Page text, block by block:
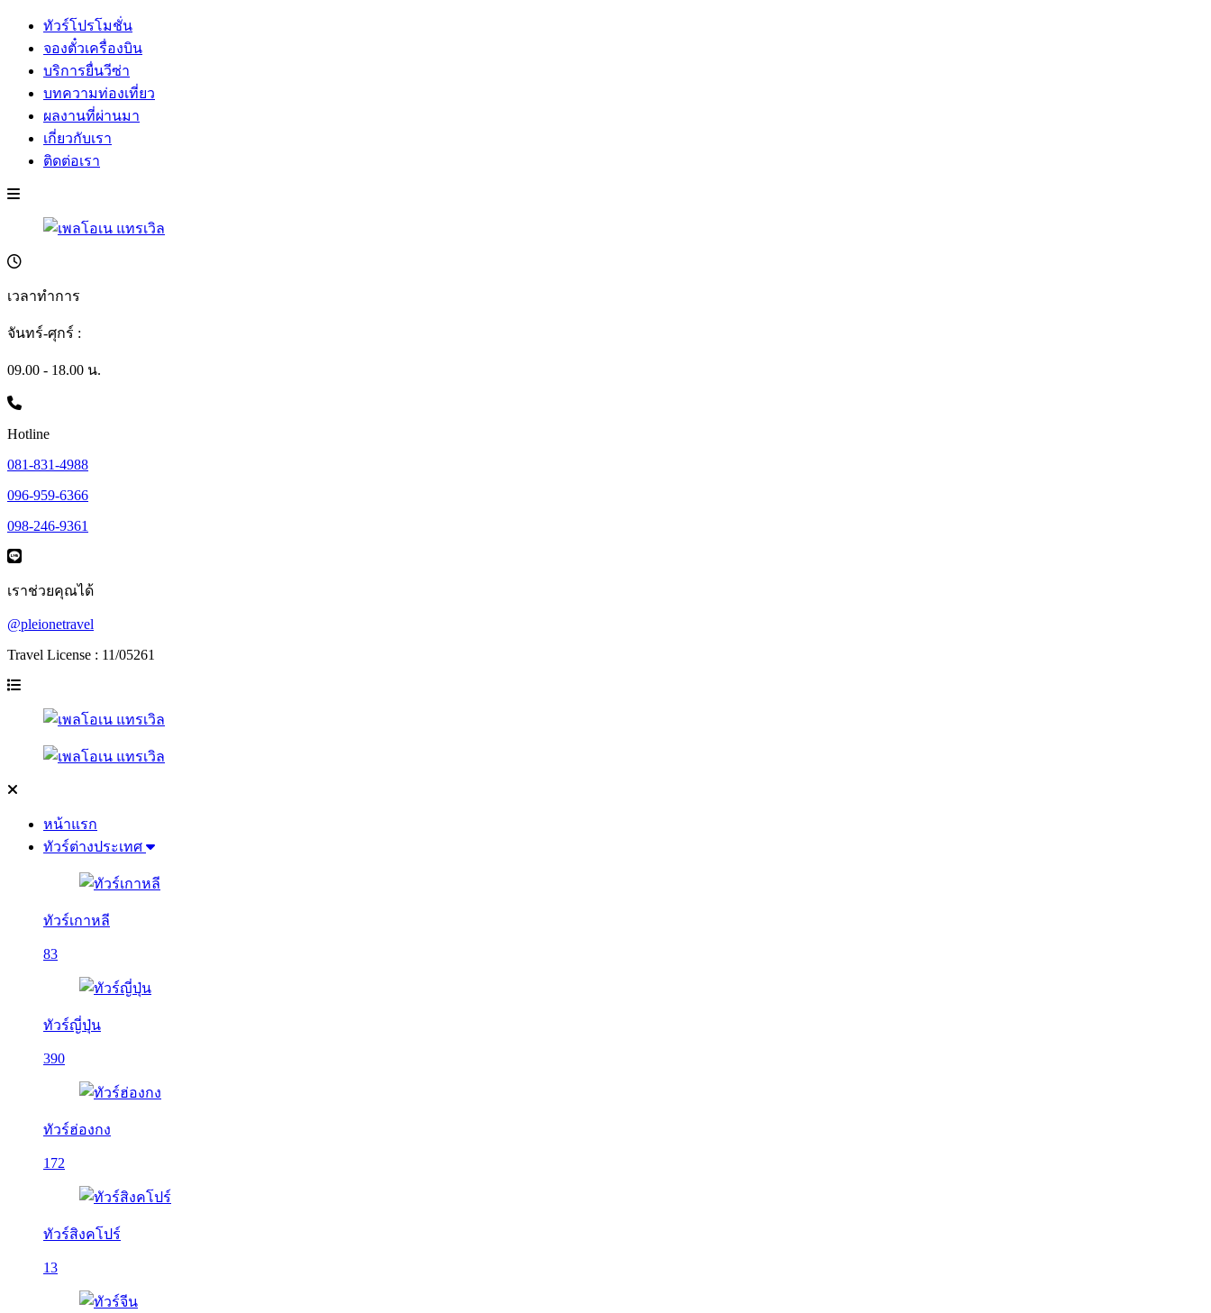
ทัวร์โปรโมชั่น
จองตั๋วเครื่องบิน
บริการยื่นวีซ่า
บทความท่องเที่ยว
ผลงานที่ผ่านมา
เกี่ยวกับเรา
ติดต่อเรา
เวลาทำการ
จันทร์-ศุกร์ :
09.00 - 18.00 น.
Hotline
081-831-4988
096-959-6366
098-246-9361
เราช่วยคุณได้
@pleionetravel
Travel License : 11/05261
หน้าแรก
ทัวร์ต่างประเทศ
ทัวร์เกาหลี
83
ทัวร์ญี่ปุ่น
390
ทัวร์ฮ่องกง
172
ทัวร์สิงคโปร์
13